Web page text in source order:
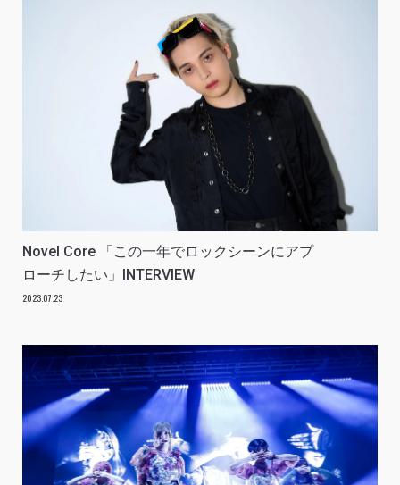
Novel Core 「この一年でロックシーンにアプ
ローチしたい」INTERVIEW
2023.07.23